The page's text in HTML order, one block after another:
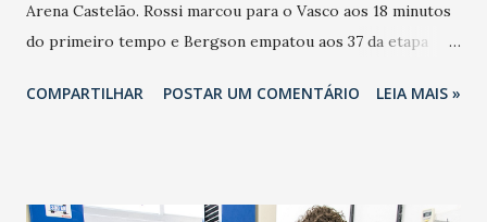
Arena Castelão. Rossi marcou para o Vasco aos 18 minutos
do primeiro tempo e Bergson empatou aos 37 da etapa
34.530 pagantes e 648 não pagantes. Com este sexto
COMPARTILHAR POSTAR UM COMENTÁRIO LEIA MAIS »